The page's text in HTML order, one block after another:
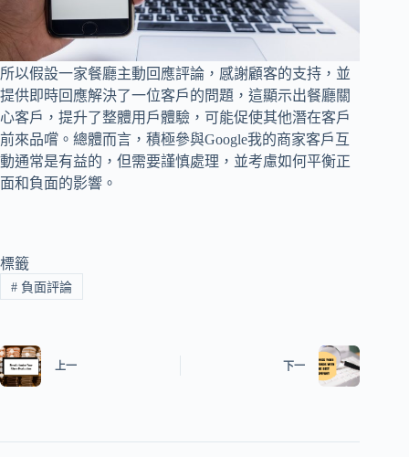
所以假設一家餐廳主動回應評論，感謝顧客的支持，並
提供即時回應解決了一位客戶的問題，這顯示出餐廳關
心客戶，提升了整體用戶體驗，可能促使其他潛在客戶
前來品嚐。總體而言，積極參與Google我的商家客戶互
動通常是有益的，但需要謹慎處理，並考慮如何平衡正
面和負面的影響。
標籤
#負面評論
上一 下一